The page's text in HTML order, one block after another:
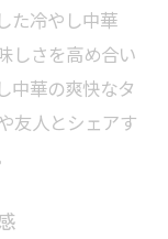
た冷やし中華
しさを高め合い
中華の爽快なタ
友人とシェアす